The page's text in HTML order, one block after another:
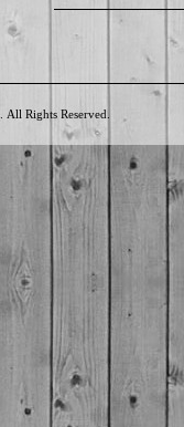
. All Rights Reserved.